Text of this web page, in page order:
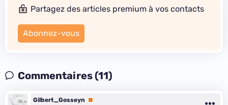
Partagez des articles premium à vos contacts
Abonnez-vous
Commentaires (11)
Gilbert_Gosseyn
Premium